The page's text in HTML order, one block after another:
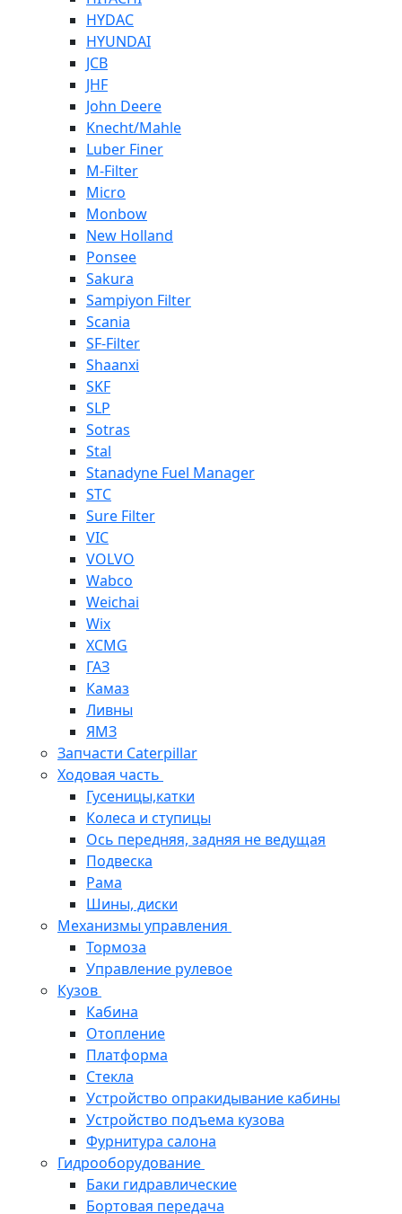
HYDAC
HYUNDAI
JCB
JHF
John Deere
Knecht/Mahle
Luber Finer
M-Filter
Micro
Monbow
New Holland
Ponsee
Sakura
Sampiyon Filter
Scania
SF-Filter
Shaanxi
SKF
SLP
Sotras
Stal
Stanadyne Fuel Manager
STC
Sure Filter
VIC
VOLVO
Wabco
Weichai
Wix
XCMG
ГАЗ
Камаз
Ливны
ЯМЗ
Запчасти Caterpillar
Ходовая часть
Гусеницы,катки
Колеса и ступицы
Ось передняя, задняя не ведущая
Подвеска
Рама
Шины, диски
Механизмы управления
Тормоза
Управление рулевое
Кузов
Кабина
Отопление
Платформа
Стекла
Устройство опракидывание кабины
Устройство подъема кузова
Фурнитура салона
Гидрооборудование
Баки гидравлические
Бортовая передача